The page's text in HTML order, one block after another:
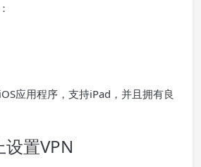
应用程序，支持iPad，并且拥有良
置VPN